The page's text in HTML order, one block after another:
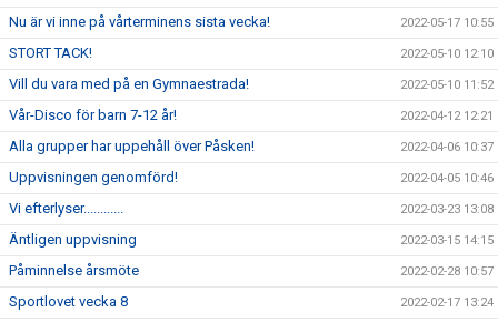
Nu är vi inne på vårterminens sista vecka! 2022-05-17 10:55
STORT TACK! 2022-05-10 12:10
Vill du vara med på en Gymnaestrada! 2022-05-10 11:52
Vår-Disco för barn 7-12 år! 2022-04-12 12:21
Alla grupper har uppehåll över Påsken! 2022-04-06 10:37
Uppvisningen genomförd! 2022-04-05 10:46
Vi efterlyser............ 2022-03-23 13:08
Äntligen uppvisning 2022-03-15 14:15
Påminnelse årsmöte 2022-02-28 10:57
Sportlovet vecka 8 2022-02-17 13:24